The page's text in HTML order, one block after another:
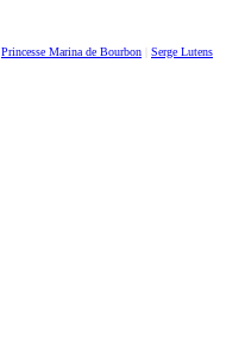
Princesse Marina de Bourbon Serge Lutens